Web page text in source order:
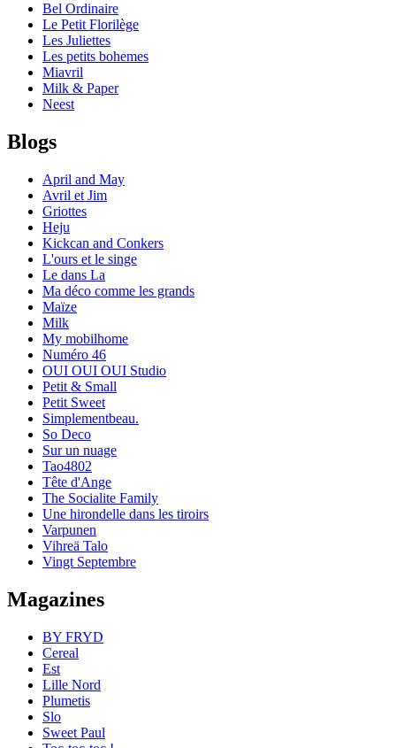
Bel Ordinaire
Le Petit Florilège
Les Juliettes
Les petits bohemes
Miavril
Milk & Paper
Neest
Blogs
April and May
Avril et Jim
Griottes
Heju
Kickcan and Conkers
L'ours et le singe
Le dans La
Ma déco comme les grands
Maïze
Milk
My mobilhome
Numéro 46
OUI OUI OUI Studio
Petit & Small
Petit Sweet
Simplementbeau.
So Deco
Sur un nuage
Tao4802
Tête d'Ange
The Socialite Family
Une hirondelle dans les tiroirs
Varpunen
Vihreä Talo
Vingt Septembre
Magazines
BY FRYD
Cereal
Est
Lille Nord
Plumetis
Slo
Sweet Paul